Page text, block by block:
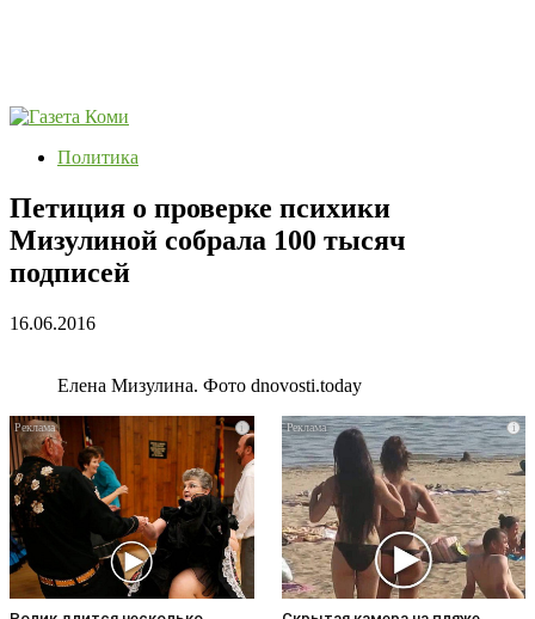
Политика
Петиция о проверке психики
Мизулиной собрала 100 тысяч
подписей
16.06.2016
Елена Мизулина. Фото dnovosti.today
i i